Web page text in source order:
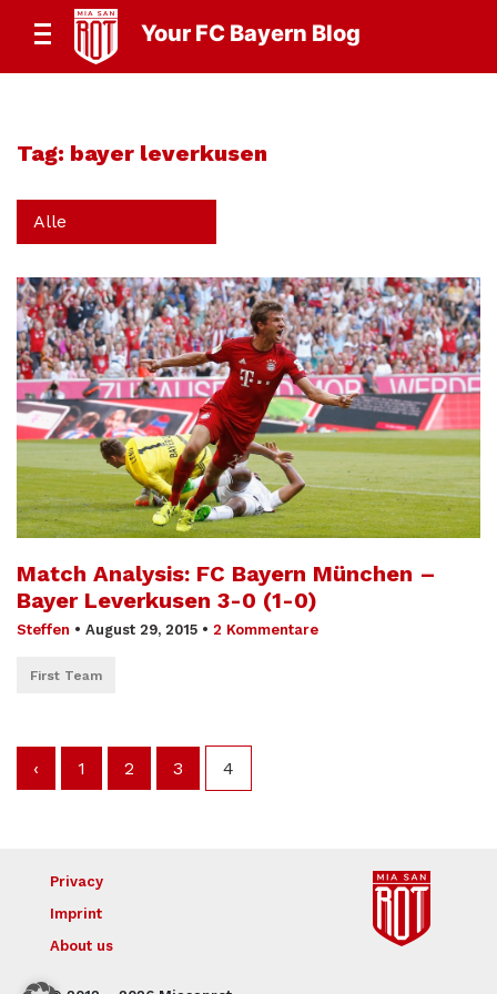
Your FC Bayern Blog
Tag: bayer leverkusen
Alle
Match Analysis: FC Bayern München –
Bayer Leverkusen 3-0 (1-0)
Steffen • August 29, 2015 • 2 Kommentare
First Team
‹ 1 2 3 4
Privacy
Imprint
About us